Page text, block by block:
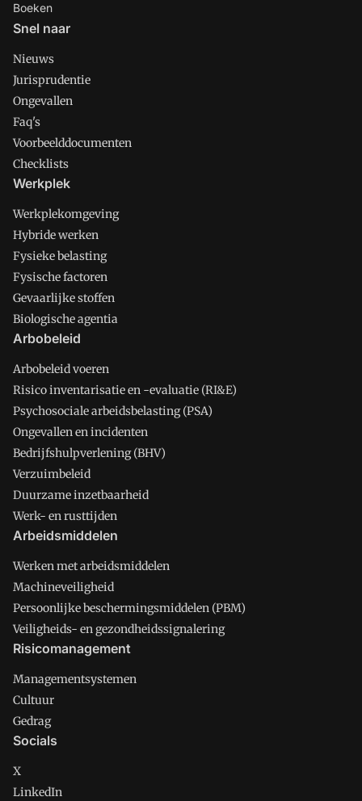
Boeken
Snel naar
Nieuws
Jurisprudentie
Ongevallen
Faq's
Voorbeelddocumenten
Checklists
Werkplek
Werkplekomgeving
Hybride werken
Fysieke belasting
Fysische factoren
Gevaarlijke stoffen
Biologische agentia
Arbobeleid
Arbobeleid voeren
Risico inventarisatie en -evaluatie (RI&E)
Psychosociale arbeidsbelasting (PSA)
Ongevallen en incidenten
Bedrijfshulpverlening (BHV)
Verzuimbeleid
Duurzame inzetbaarheid
Werk- en rusttijden
Arbeidsmiddelen
Werken met arbeidsmiddelen
Machineveiligheid
Persoonlijke beschermingsmiddelen (PBM)
Veiligheids- en gezondheidssignalering
Risicomanagement
Managementsystemen
Cultuur
Gedrag
Socials
X
LinkedIn